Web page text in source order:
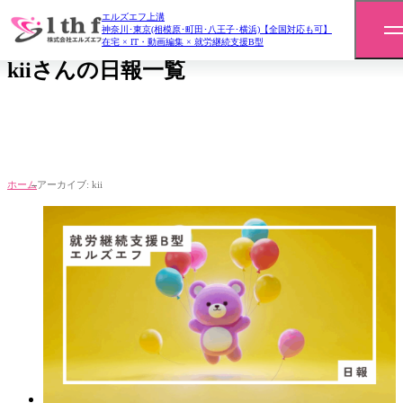
エルズエフ上溝
神奈川･東京(相模原･町田･八王子･横浜)【全国対応も可】
在宅 × IT・動画編集 × 就労継続支援B型
daily report
kiiさんの日報一覧
ホームアーカイブ: kii